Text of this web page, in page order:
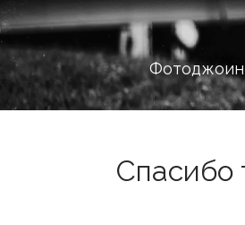
Фотоджоин
Спасибо